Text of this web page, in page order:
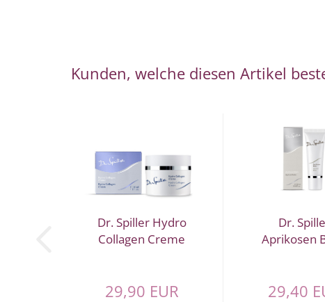
Kunden, welche diesen Artikel
Dr. Spiller Hydro
Collagen Creme
29,90 EUR
Dr.
Aprikosen
29,40